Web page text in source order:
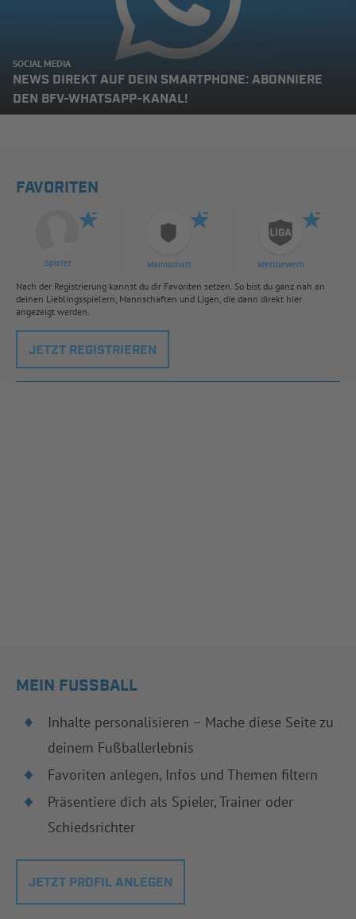
SOCIAL MEDIA
NEWS DIREKT AUF DEIN SMARTPHONE: ABONNIERE
DEN BFV-WHATSAPP-KANAL!
FAVORITEN
Spieler Mannschaft Wettbewerb
Nach der Registrierung kannst du dir Favoriten setzen. So bist du ganz nah an
deinen Lieblingsspielern, Mannschaften und Ligen, die dann direkt hier
angezeigt werden.
JETZT REGISTRIEREN
MEIN FUSSBALL
Inhalte personalisieren – Mache diese Seite zu
deinem Fußballerlebnis
Favoriten anlegen, Infos und Themen filtern
Präsentiere dich als Spieler, Trainer oder
Schiedsrichter
JETZT PROFIL ANLEGEN